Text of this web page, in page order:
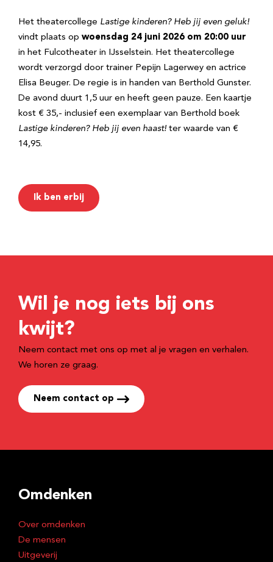
Het theatercollege Lastige kinderen? Heb jij even geluk!
vindt plaats op woensdag 24 juni 2026 om 20:00 uur
in het Fulcotheater in IJsselstein. Het theatercollege
wordt verzorgd door trainer Pepijn Lagerwey en actrice
Elisa Beuger. De regie is in handen van Berthold Gunster.
De avond duurt 1,5 uur en heeft geen pauze. Een kaartje
kost € 35,- inclusief een exemplaar van Berthold boek
Lastige kinderen? Heb jij even haast! ter waarde van €
14,95.
Ik ben erbij
Wil je nog iets bij ons
kwijt?
Neem contact met ons op met al je vragen en verhalen.
We horen ze graag.
Neem contact op
Omdenken
Over omdenken
De mensen
Uitgeverij